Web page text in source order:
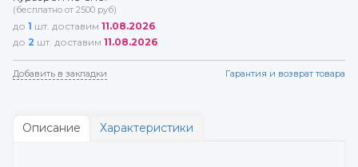
(бесплатно от 2500 руб)
до 1 шт. доставим 11.08.2026
до 2 шт. доставим 11.08.2026
Добавить в закладки Гарантия и возврат товара
Описание Характеристики